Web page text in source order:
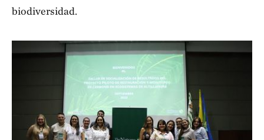
biodiversidad.